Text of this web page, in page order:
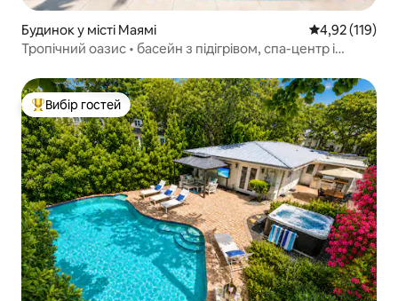
Будинок у місті Маямі Середня
4,92 (119)
Тропічний оазис • басейн з підігрівом, спа-центр і
Топ вибір гостей
Вибір гостей